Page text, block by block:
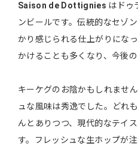
Saison de Dottignies はドゥ
ンビールです。伝統的なセゾ
かり感じられる仕上がりにな
かけることも多くなり、今後の
キーケグのお陰かもしれませ
ュな風味は秀逸でした。どれ
んとありつつ、現代的なテイ
す。フレッシュな生ホップが